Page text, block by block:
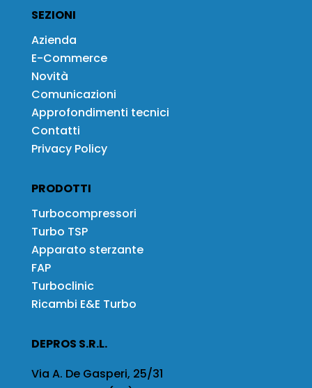
SEZIONI
Azienda
E-Commerce
Novità
Comunicazioni
Approfondimenti tecnici
Contatti
Privacy Policy
PRODOTTI
Turbocompressori
Turbo TSP
Apparato sterzante
FAP
Turboclinic
Ricambi E&E Turbo
DEPROS S.R.L.
Via A. De Gasperi, 25/31